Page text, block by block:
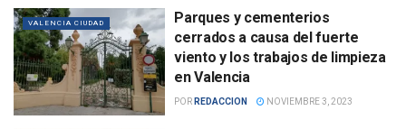
VALENCIA CIUDAD
Parques y cementerios
cerrados a causa del fuerte
viento y los trabajos de limpieza
en Valencia
POR REDACCION NOVIEMBRE 3, 2023